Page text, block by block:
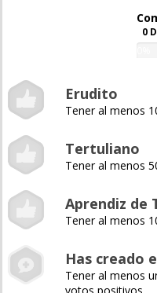
0
Erudito
Tener al menos
Tertuliano
Tener al menos
Aprendiz de
Tener al menos
Has creado
Tener al menos